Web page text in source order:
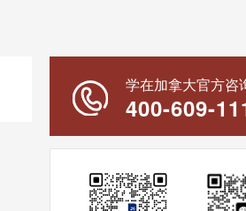
学在加拿大官方咨
400-609-